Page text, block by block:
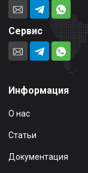
Сервис
Информация
О нас
Статьи
Документация